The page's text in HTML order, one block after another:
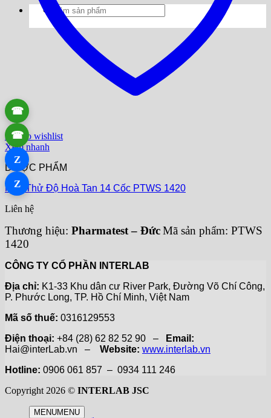
Tìm
kiếm:
Add to wishlist
Xem nhanh
DƯỢC PHẨM
Máy Thử Độ Hoà Tan 14 Cốc PTWS 1420
Liên hệ
Thương hiệu: Pharmatest – ĐứcMã sản phẩm: PTWS
1420
CÔNG TY CỔ PHẦN INTERLAB
Địa chỉ: K1-33 Khu dân cư River Park, Đường Võ Chí Công,
P. Phước Long, TP. Hồ Chí Minh, Việt Nam
Mã số thuế: 0316129553
Điện thoại: +84 (28) 62 82 52 90 –
Email:
Hai@interLab.vn – Website: www.interlab.vn
Hotline: 0906 061 857 – 0934 111 246
Copyright 2026 © INTERLAB JSC
MENUMENU
☎
☎
Z
Z